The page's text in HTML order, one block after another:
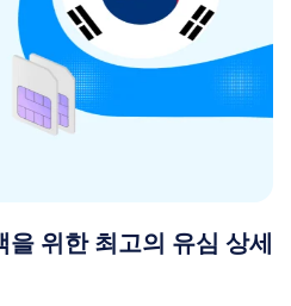
위한 최고의 유심 상세